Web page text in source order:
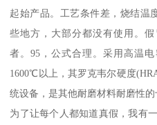
起始产品。工艺条件差，烧结温
些地方，大部分都没有使用。
者。95，公式合理。采用高温
1600℃以上，其罗克韦尔硬度
统设备，是其他耐磨材料耐磨性的
为了让每个人都知道真假，我有